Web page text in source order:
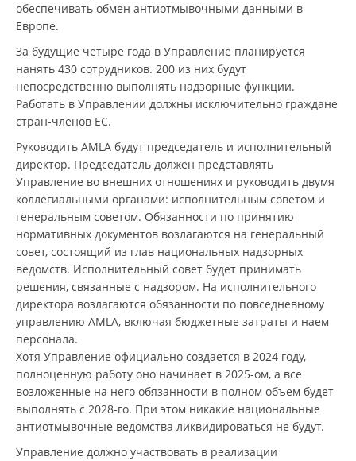
обеспечивать обмен антиотмывочными данными в
Европе.
За будущие четыре года в Управление планируется
нанять 430 сотрудников. 200 из них будут
непосредственно выполнять надзорные функции.
Работать в Управлении должны исключительно граждане
стран-членов ЕС.
Руководить AMLA будут председатель и исполнительный
директор. Председатель должен представлять
Управление во внешних отношениях и руководить двумя
коллегиальными органами: исполнительным советом и
генеральным советом. Обязанности по принятию
нормативных документов возлагаются на генеральный
совет, состоящий из глав национальных надзорных
ведомств. Исполнительный совет будет принимать
решения, связанные с надзором. На исполнительного
директора возлагаются обязанности по повседневному
управлению AMLA, включая бюджетные затраты и наем
персонала.
Хотя Управление официально создается в 2024 году,
полноценную работу оно начинает в 2025-ом, а все
возложенные на него обязанности в полном объем будет
выполнять с 2028-го. При этом никакие национальные
антиотмывочные ведомства ликвидироваться не будут.
Управление должно участвовать в реализации